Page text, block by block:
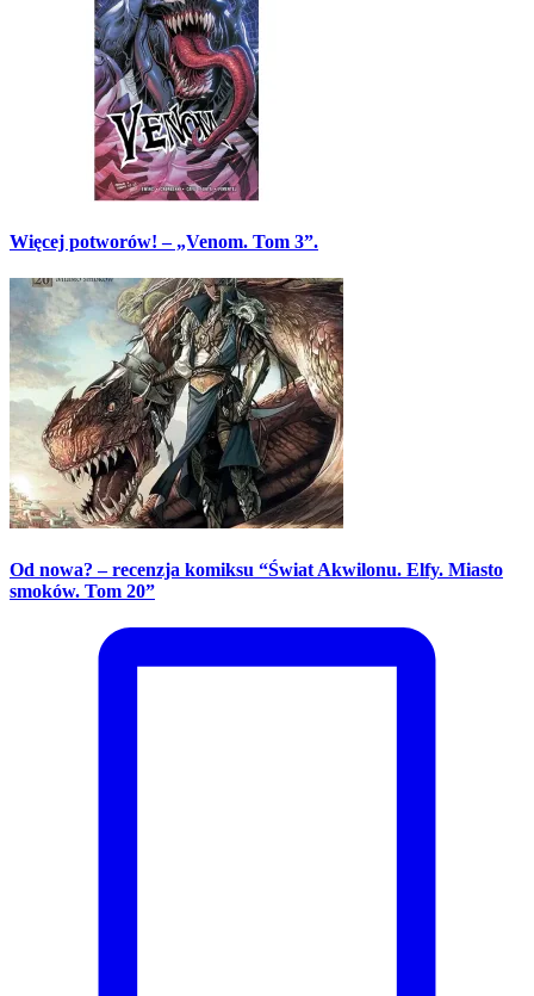
Więcej potworów! – „Venom. Tom 3”.
Od nowa? – recenzja komiksu “Świat Akwilonu. Elfy. Miasto
smoków. Tom 20”